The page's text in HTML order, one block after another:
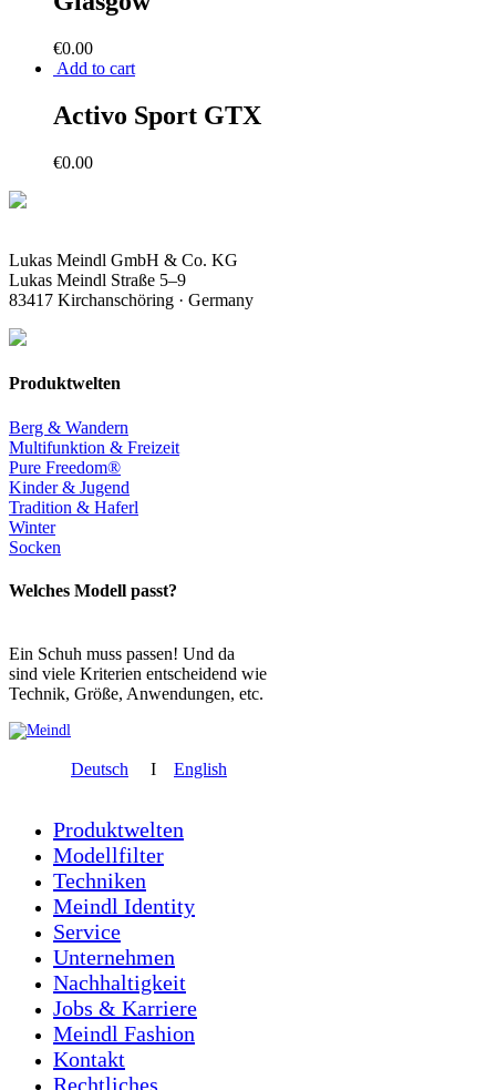
€0.00
Add to cart
Activo Sport GTX
€0.00
Lukas Meindl GmbH & Co. KG
Lukas Meindl Straße 5–9
83417 Kirchanschöring · Germany
Produktwelten
Berg & Wandern
Multifunktion & Freizeit
Pure Freedom®
Kinder & Jugend
Tradition & Haferl
Winter
Socken
Welches Modell passt?
Ein Schuh muss passen! Und da
sind viele Kriterien entscheidend wie
Technik, Größe, Anwendungen, etc.
Deutsch I English
Produktwelten
Modellfilter
Techniken
Meindl Identity
Service
Unternehmen
Nachhaltigkeit
Jobs & Karriere
Meindl Fashion
Kontakt
Rechtliches